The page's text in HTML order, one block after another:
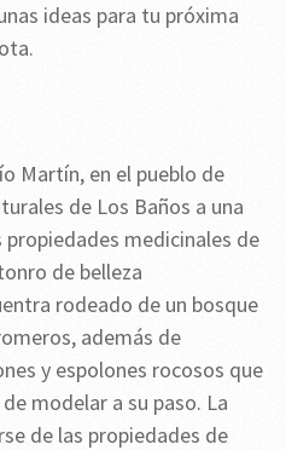
ideas para tu próxima
Martín, en el pueblo de
de Los Baños a una
propiedades medicinales de
de belleza
rodeado de un bosque
además de
y espolones rocosos que
modelar a su paso. La
de las propiedades de